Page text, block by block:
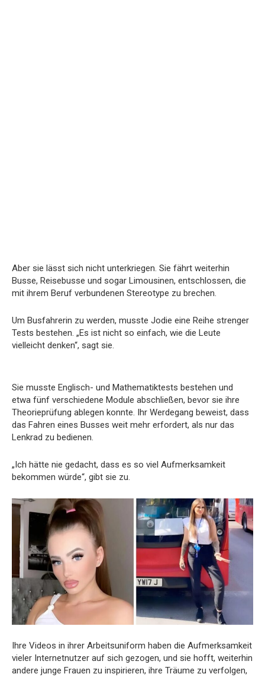
Aber sie lässt sich nicht unterkriegen. Sie fährt weiterhin
Busse, Reisebusse und sogar Limousinen, entschlossen, die
mit ihrem Beruf verbundenen Stereotype zu brechen.
Um Busfahrerin zu werden, musste Jodie eine Reihe strenger
Tests bestehen. „Es ist nicht so einfach, wie die Leute
vielleicht denken“, sagt sie.
Sie musste Englisch- und Mathematiktests bestehen und
etwa fünf verschiedene Module abschließen, bevor sie ihre
Theorieprüfung ablegen konnte. Ihr Werdegang beweist, dass
das Fahren eines Busses weit mehr erfordert, als nur das
Lenkrad zu bedienen.
„Ich hätte nie gedacht, dass es so viel Aufmerksamkeit
bekommen würde“, gibt sie zu.
Ihre Videos in ihrer Arbeitsuniform haben die Aufmerksamkeit
vieler Internetnutzer auf sich gezogen, und sie hofft, weiterhin
andere junge Frauen zu inspirieren, ihre Träume zu verfolgen,